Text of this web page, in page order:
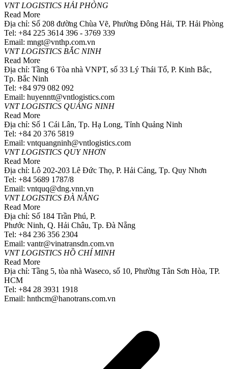
VNT LOGISTICS HẢI PHÒNG
Read More
Địa chỉ: Số 208 đường Chùa Vẽ, Phường Đông Hải, TP. Hải Phòng
Tel: +84 225 3614 396 - 3769 339
Email: mngt@vnthp.com.vn
VNT LOGISTICS BẮC NINH
Read More
Địa chỉ: Tầng 6 Tòa nhà VNPT, số 33 Lý Thái Tổ, P. Kinh Bắc,
Tp. Bắc Ninh
Tel: +84 979 082 092
Email: huyenntt@vntlogistics.com
VNT LOGISTICS QUẢNG NINH
Read More
Địa chỉ: Số 1 Cái Lân, Tp. Hạ Long, Tỉnh Quảng Ninh
Tel: +84 20 376 5819
Email: vntquangninh@vntlogistics.com
VNT LOGISTICS QUY NHƠN
Read More
Địa chỉ: Lô 202-203 Lê Đức Thọ, P. Hải Cảng, Tp. Quy Nhơn
Tel: +84 5689 1787/8
Email: vntquq@dng.vnn.vn
VNT LOGISTICS ĐÀ NẴNG
Read More
Địa chỉ: Số 184 Trần Phú, P.
Phước Ninh, Q. Hải Châu, Tp. Đà Nẵng
Tel: +84 236 356 2304
Email: vantr@vinatransdn.com.vn
VNT LOGISTICS HỒ CHÍ MINH
Read More
Địa chỉ: Tầng 5, tòa nhà Waseco, số 10, Phường Tân Sơn Hòa, TP.
HCM
Tel: +84 28 3931 1918
Email: hnthcm@hanotrans.com.vn